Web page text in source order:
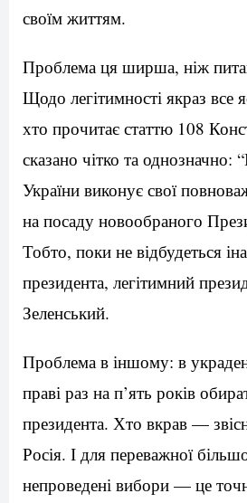
своїм життям.
Проблема ця ширша, ніж
Щодо легітимності якраз все
хто прочитає статтю 108
сказано чітко та однозначно:
України виконує свої
на посаду новообраного
Тобто, поки не відбудеться
президента, легітимний
Зеленський.
Проблема в іншому: в
праві раз на п’ять років
президента. Хто вкрав —
Росія. І для переважної
непроведені вибори — це